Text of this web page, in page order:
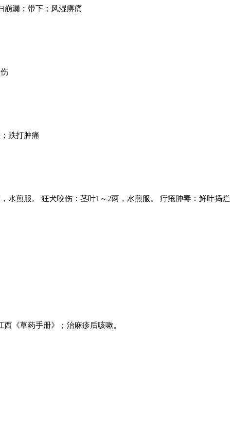
崩漏；带下；风湿痹痛
跌打肿痛
水煎服。 狂犬咬伤：茎叶1～2两，水煎服。 疔疮肿毒：鲜叶捣烂
《草药手册》；治麻疹后咳嗽。